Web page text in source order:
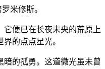
米修斯。
便已在长夜未央的荒原上
的点点星光。
暗的孤勇。这道微光虽未曾